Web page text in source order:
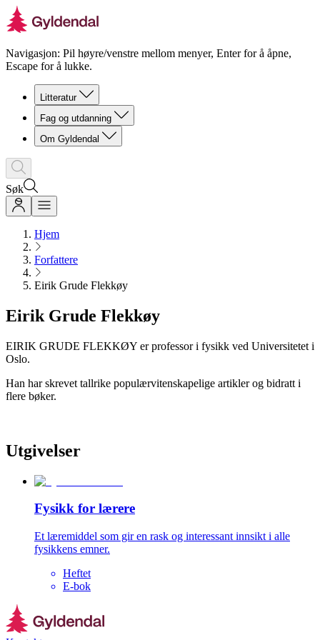
Navigasjon: Pil høyre/venstre mellom menyer, Enter for å åpne,
Escape for å lukke.
Litteratur
Fag og utdanning
Om Gyldendal
Søk
Hjem
Forfattere
Eirik Grude Flekkøy
Eirik Grude Flekkøy
EIRIK GRUDE FLEKKØY er professor i fysikk ved Universitetet i
Oslo.
Han har skrevet tallrike populærvitenskapelige artikler og bidratt i
flere bøker.
Utgivelser
Fysikk for lærere
Et læremiddel som gir en rask og interessant innsikt i alle
fysikkens emner.
Heftet
E-bok